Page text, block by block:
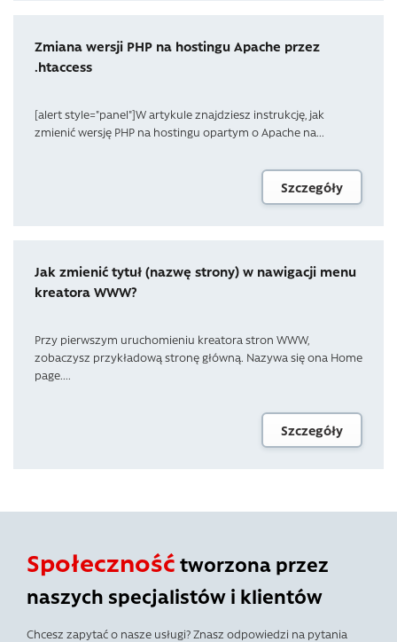
Zmiana wersji PHP na hostingu Apache przez
.htaccess
[alert style="panel"]W artykule znajdziesz instrukcję, jak
zmienić wersję PHP na hostingu opartym o Apache na...
Szczegóły
Jak zmienić tytuł (nazwę strony) w nawigacji menu
kreatora WWW?
Przy pierwszym uruchomieniu kreatora stron WWW,
zobaczysz przykładową stronę główną. Nazywa się ona Home
page....
Szczegóły
Społeczność tworzona przez
naszych specjalistów i klientów
Chcesz zapytać o nasze usługi? Znasz odpowiedzi na pytania